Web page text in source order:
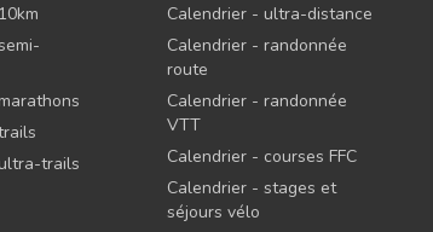
trails
Calendrier - ultra-distance
Calendrier - randonnée
route
Calendrier - randonnée
VTT
Calendrier - courses FFC
Calendrier - stages et
séjours vélo